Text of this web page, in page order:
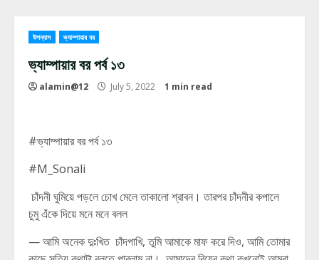
উপন্যাস ভ্যাম্পায়ার বর
ভ্যাম্পায়ার বর পর্ব ১৩
alamin@12 July 5, 2022 1 min read
#ভ্যাম্পায়ার বর পর্ব ১৩
#M_Sonali
চাঁদনী ঘুমিয়ে পড়লে চোখ মেলে তাকালো শ্রাবন। তারপর চাঁদনীর কপালে
চুমু এঁকে দিয়ে মনে মনে বলল
— আমি অনেক দুঃখিত চাঁদপাখি, তুমি আমাকে মাফ করে দিও, আমি তোমার